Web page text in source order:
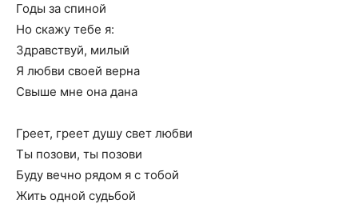
Годы за спиной
Но скажу тебе я:
Здравствуй, милый
Я любви своей верна
Свыше мне она дана
Греет, греет душу свет любви
Ты позови, ты позови
Буду вечно рядом я с тобой
Жить одной судьбой